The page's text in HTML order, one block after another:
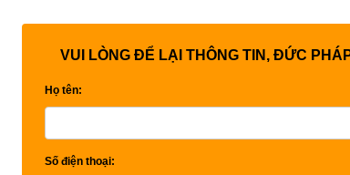
VUI LÒNG ĐỂ LẠI THÔNG TIN, ĐỨC
Họ tên:
Số điện thoại: